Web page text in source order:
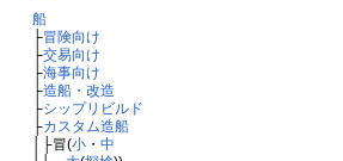
船
├冒険向け
├交易向け
├海事向け
├造船・改造
├シップリビルド
├カスタム造船
│├冒(小・ 中